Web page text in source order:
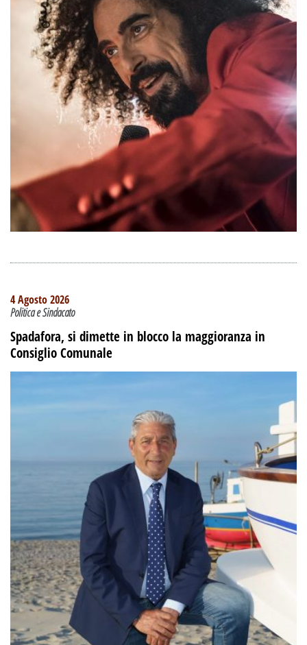
4 Agosto 2026
Politica e Sindacato
Spadafora, si dimette in blocco la maggioranza in
Consiglio Comunale